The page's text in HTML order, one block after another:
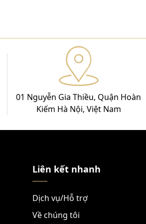
01 Nguyễn Gia Thiều, Quận Hoàn
Kiếm Hà Nội, Việt Nam
Liên kết nhanh
Dịch vụ/Hỗ trợ
Về chúng tôi